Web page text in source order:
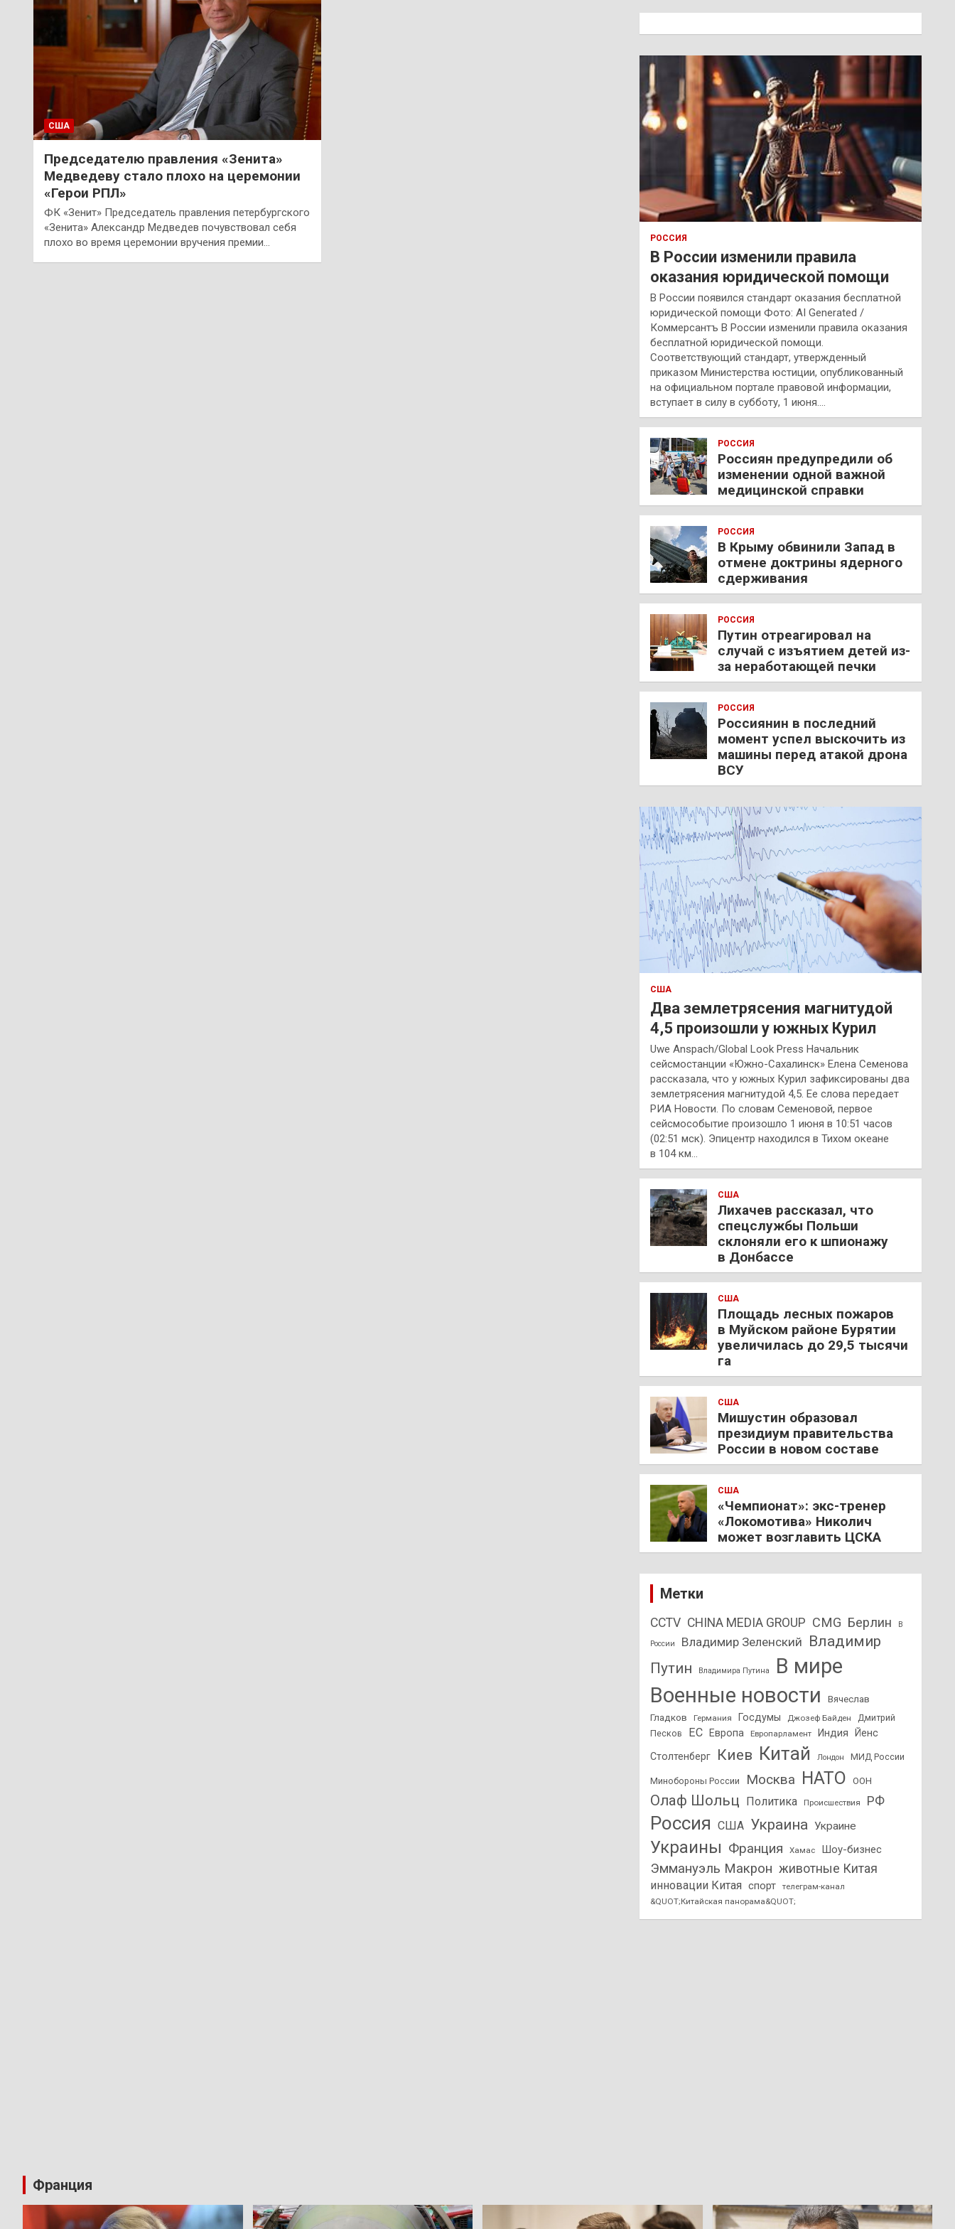
США
Председателю правления «Зенита»
Медведеву стало плохо на церемонии
«Герои РПЛ»
ФК «Зенит» Председатель правления петербургского
«Зенита» Александр Медведев почувствовал себя
плохо во время церемонии вручения премии…
к
РОССИЯ
В России изменили правила
оказания юридической помощи
В России появился стандарт оказания бесплатной
юридической помощи Фото: AI Generated /
Коммерсантъ В России изменили правила оказания
бесплатной юридической помощи.
Соответствующий стандарт, утвержденный
приказом Министерства юстиции, опубликованный
на официальном портале правовой информации,
вступает в силу в субботу, 1 июня.…
РОССИЯ
Россиян предупредили об
изменении одной важной
медицинской справки
РОССИЯ
В Крыму обвинили Запад в
отмене доктрины ядерного
сдерживания
РОССИЯ
Путин отреагировал на
случай с изъятием детей из-
за неработающей печки
РОССИЯ
Россиянин в последний
момент успел выскочить из
машины перед атакой дрона
ВСУ
США
Два землетрясения магнитудой
4,5 произошли у южных Курил
Uwe Anspach/Global Look Press Начальник
сейсмостанции «Южно-Сахалинск» Елена Семенова
рассказала, что у южных Курил зафиксированы два
землетрясения магнитудой 4,5. Ее слова передает
РИА Новости. По словам Семеновой, первое
сейсмособытие произошло 1 июня в 10:51 часов
(02:51 мск). Эпицентр находился в Тихом океане
в 104 км…
США
Лихачев рассказал, что
спецслужбы Польши
склоняли его к шпионажу
в Донбассе
США
Площадь лесных пожаров
в Муйском районе Бурятии
увеличилась до 29,5 тысячи
га
США
Мишустин образовал
президиум правительства
России в новом составе
США
«Чемпионат»: экс-тренер
«Локомотива» Николич
может возглавить ЦСКА
Метки
CCTV CHINA MEDIA GROUP CMG Берлин В
России Владимир Зеленский Владимир
Путин
Владимира Путина
В мире
Военные новости
Вячеслав
Гладков
Германия Госдумы Джозеф Байден
Дмитрий
Песков
ЕС Европа Европарламент Индия Йенс
Столтенберг Киев Китай Лондон МИД России
Минобороны России Москва НАТО ООН
Олаф Шольц Политика Происшествия РФ
Россия США Украина Украине
Украины Франция Хамас Шоу-бизнес
Эммануэль Макрон животные Китая
инновации Китая спорт
телеграм-канал
&QUOT;Китайская панорама&QUOT;
Франция